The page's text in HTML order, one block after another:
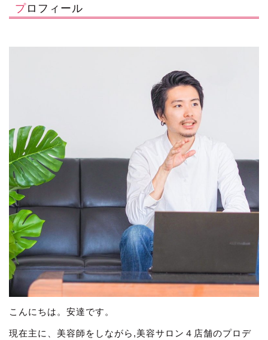
プロフィール
こんにちは。安達です。
現在主に、美容師をしながら,美容サロン４店舗のプロデ